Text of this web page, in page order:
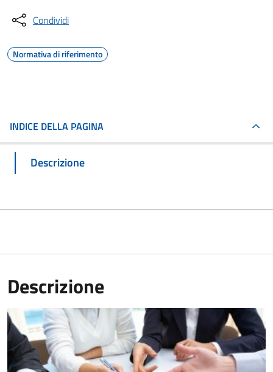
Condividi
Normativa di riferimento
INDICE DELLA PAGINA
Descrizione
Descrizione